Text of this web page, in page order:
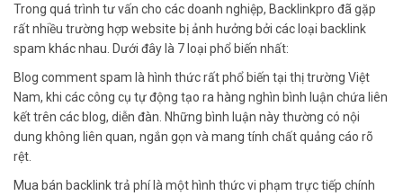
Trong quá trình tư vấn cho các doanh nghiệp, Backlinkpro đã gặp
rất nhiều trường hợp website bị ảnh hưởng bởi các loại backlink
spam khác nhau. Dưới đây là 7 loại phổ biến nhất:
Blog comment spam là hình thức rất phổ biến tại thị trường Việt
Nam, khi các công cụ tự động tạo ra hàng nghìn bình luận chứa liên
kết trên các blog, diễn đàn. Những bình luận này thường có nội
dung không liên quan, ngắn gọn và mang tính chất quảng cáo rõ
rệt.
Mua bán backlink trả phí là một hình thức vi phạm trực tiếp chính